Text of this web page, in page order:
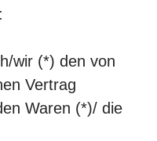
wir (*) den von
Vertrag
Waren (*)/ die